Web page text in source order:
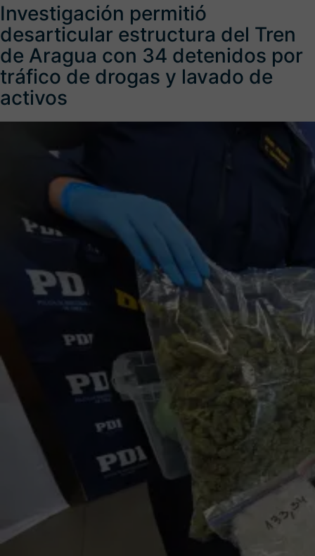
Investigación permitió
desarticular estructura del Tren
de Aragua con 34 detenidos por
tráfico de drogas y lavado de
activos